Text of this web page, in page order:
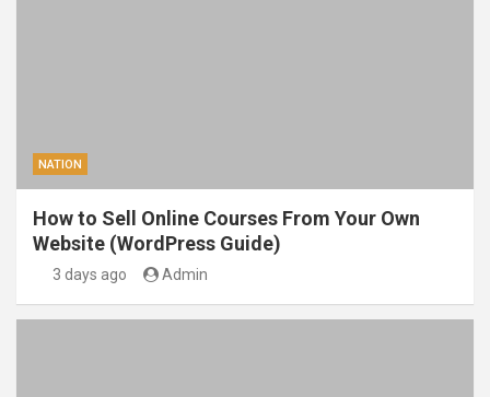
NATION
How to Sell Online Courses From Your Own
Website (WordPress Guide)
3 days ago Admin